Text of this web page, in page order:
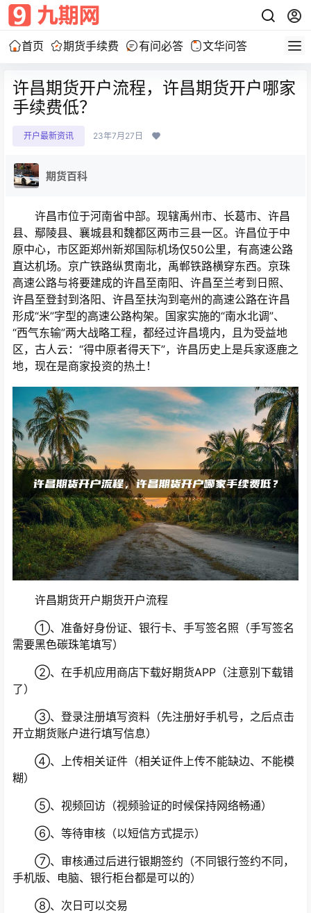
首页 期货手续费 有问必答 文华问答
许昌期货开户流程，许昌期货开户哪家
手续费低？
开户最新资讯 23年7月27日
期货百科
许昌市位于河南省中部。现辖禹州市、长葛市、许昌
县、鄢陵县、襄城县和魏都区两市三县一区。许昌位于中
原中心，市区距郑州新郑国际机场仅50公里，有高速公路
直达机场。京广铁路纵贯南北，禹郸铁路横穿东西。京珠
高速公路与将要建成的许昌至南阳、许昌至兰考到日照、
许昌至登封到洛阳、许昌至扶沟到亳州的高速公路在许昌
形成“米”字型的高速公路构架。国家实施的“南水北调”、
“西气东输”两大战略工程，都经过许昌境内，且为受益地
区，古人云：“得中原者得天下”，许昌历史上是兵家逐鹿之
地，现在是商家投资的热土！
许昌期货开户期货开户流程
①、准备好身份证、银行卡、手写签名照（手写签名
需要黑色碳珠笔填写）
②、在手机应用商店下载好期货APP（注意别下载错
了）
③、登录注册填写资料（先注册好手机号，之后点击
开立期货账户进行填写信息）
④、上传相关证件（相关证件上传不能缺边、不能模
糊）
⑤、视频回访（视频验证的时候保持网络畅通）
⑥、等待审核（以短信方式提示）
⑦、审核通过后进行银期签约（不同银行签约不同，
手机版、电脑、银行柜台都是可以的）
⑧、次日可以交易